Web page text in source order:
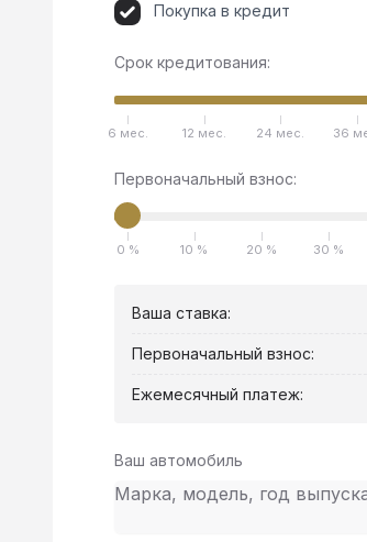
Покупка в кредит
Срок кредитования:
6 мес. 12 мес. 24 мес. 36
Первоначальный взнос:
0 % 10 % 20 % 30 %
Ваша ставка:
Первоначальный взнос:
Ежемесячный платеж:
Ваш автомобиль